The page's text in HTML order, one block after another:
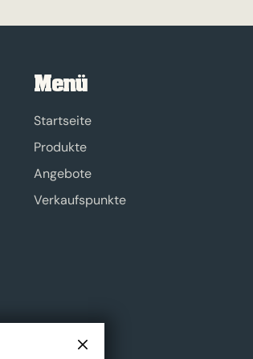
Menü
Startseite
Produkte
Angebote
Verkaufspunkte